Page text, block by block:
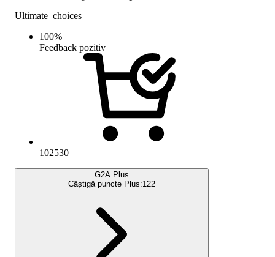
Ultimate_choices
100%
Feedback pozitiv
102530
G2A Plus
Câștigă puncte Plus:122